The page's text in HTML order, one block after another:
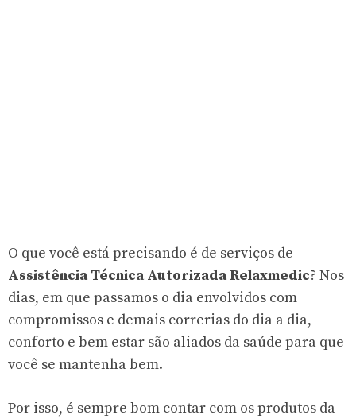
O que você está precisando é de serviços de
Assistência Técnica Autorizada Relaxmedic? Nos
dias, em que passamos o dia envolvidos com
compromissos e demais correrias do dia a dia,
conforto e bem estar são aliados da saúde para que
você se mantenha bem.
Por isso, é sempre bom contar com os produtos da